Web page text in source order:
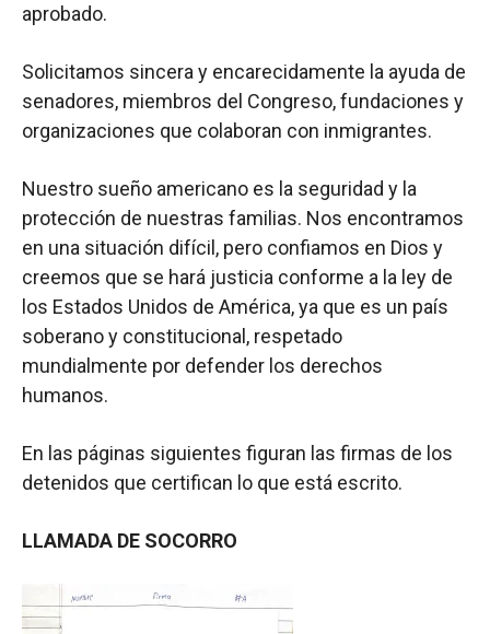
aprobado.
Solicitamos sincera y encarecidamente la ayuda de
senadores, miembros del Congreso, fundaciones y
organizaciones que colaboran con inmigrantes.
Nuestro sueño americano es la seguridad y la
protección de nuestras familias. Nos encontramos
en una situación difícil, pero confiamos en Dios y
creemos que se hará justicia conforme a la ley de
los Estados Unidos de América, ya que es un país
soberano y constitucional, respetado
mundialmente por defender los derechos
humanos.
En las páginas siguientes figuran las firmas de los
detenidos que certifican lo que está escrito.
LLAMADA DE SOCORRO